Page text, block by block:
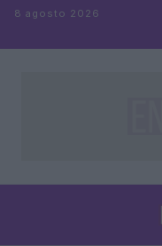
Saltar al contenido
8 agosto 2026